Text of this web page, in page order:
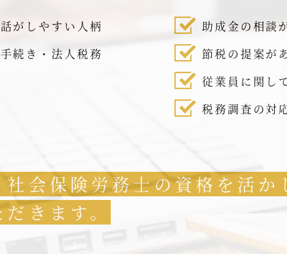
がしやすい人柄
続き・法人税務
助成金の相談
節税の提案が
従業員に関し
税務調査の対
会保険労務士の資格を活か
きます。